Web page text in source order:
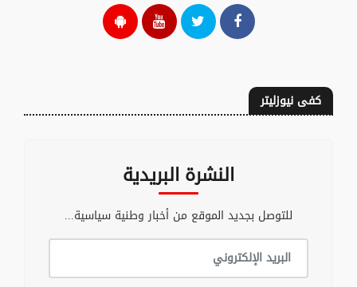
كفى نيوزليتر
النشرة البريدية
للتوصل بجديد الموقع من أخبار وطنية سياسية...